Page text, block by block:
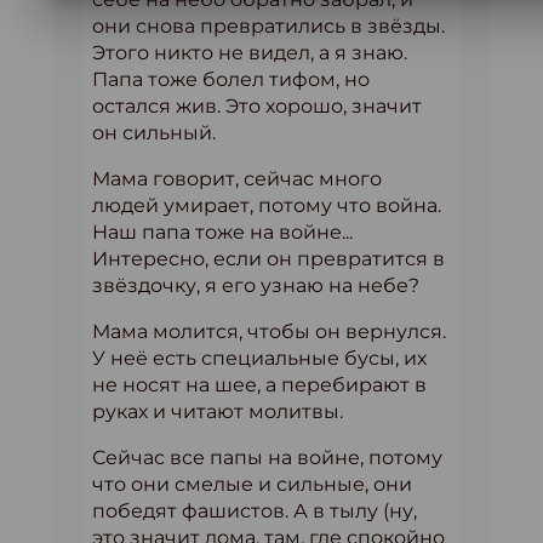
они снова превратились в звёзды.
Этого никто не видел, а я знаю.
Папа тоже болел тифом, но
остался жив. Это хорошо, значит
он сильный.
Мама говорит, сейчас много
людей умирает, потому что война.
Наш папа тоже на войне...
Интересно, если он превратится в
звёздочку, я его узнаю на небе?
Мама молится, чтобы он вернулся.
У неё есть специальные бусы, их
не носят на шее, а перебирают в
руках и читают молитвы.
Сейчас все папы на войне, потому
что они смелые и сильные, они
победят фашистов. А в тылу (ну,
это значит дома, там, где спокойно